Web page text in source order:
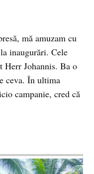
mă amuzam cu
inaugurări. Cele
Herr Johannis. Ba o
ceva. În ultima
campanie, cred că